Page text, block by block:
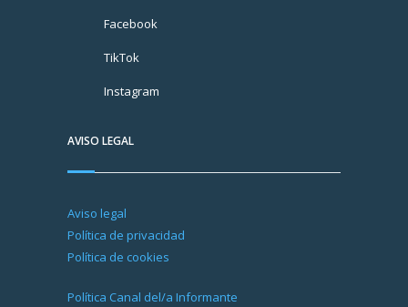
Facebook
TikTok
Instagram
AVISO LEGAL
Aviso legal
Política de privacidad
Política de cookies
Política Canal del/a Informante